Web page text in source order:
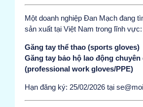
Một doanh nghiệp Đan Mạch đang
sản xuất tại Việt Nam trong lĩnh vực:
Găng tay thể thao (sports gloves)
Găng tay bảo hộ lao động chuyên
(professional work gloves/PPE)
Hạn đăng ký: 25/02/2026 tại